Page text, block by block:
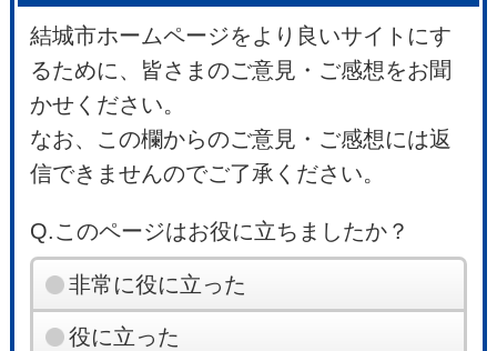
結城市ホームページをより良いサイトにす
るために、皆さまのご意見・ご感想をお聞
かせください。
なお、この欄からのご意見・ご感想には返
信できませんのでご了承ください。
Q.このページはお役に立ちましたか？
非常に役に立った
役に立った